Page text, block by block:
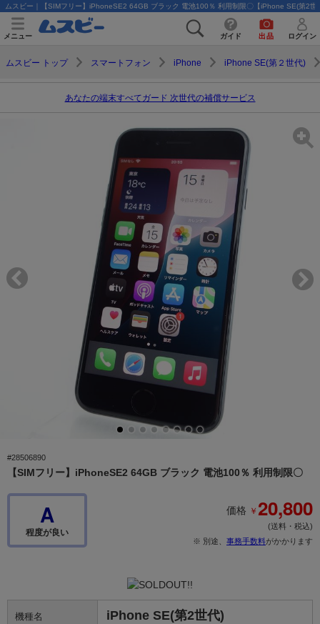
ムスビー｜【SIMフリー】iPhoneSE2 64GB ブラック 電池100％ 利用制限〇【iPhone SE(第2
メニュー ガイド 出品 ログイン
ムスビー トップ スマートフォン iPhone iPhone SE(第２世代)
あなたの端末すべてガード 次世代の補償サービス
#28506890
【SIMフリー】iPhoneSE2 64GB ブラック 電池100％ 利用制限〇
A
程度が良い
価格 ￥ 20,800
(送料・税込)
※ 別途、 事務手数料がかかります
機種名 iPhone SE(第2世代)